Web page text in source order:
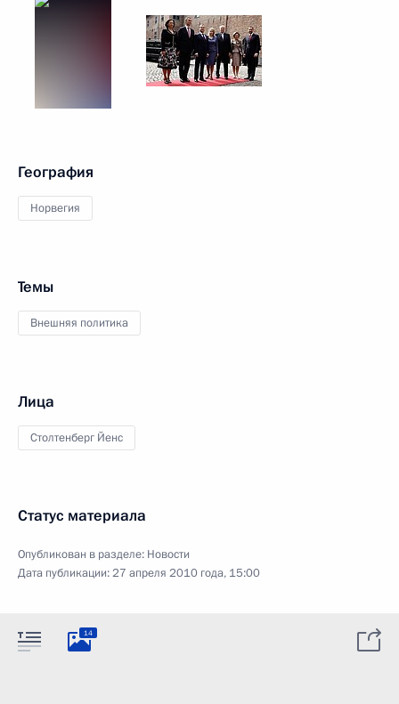
География
Норвегия
Темы
Внешняя политика
Лица
Столтенберг Йенс
Статус материала
Опубликован в разделе: Новости
Дата публикации:27 апреля 2010 года, 15:00
14